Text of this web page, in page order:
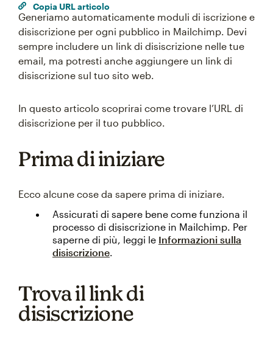
Copia URL articolo
Generiamo automaticamente moduli di iscrizione e
disiscrizione per ogni pubblico in Mailchimp. Devi
sempre includere un link di disiscrizione nelle tue
email, ma potresti anche aggiungere un link di
disiscrizione sul tuo sito web.
In questo articolo scoprirai come trovare l’URL di
disiscrizione per il tuo pubblico.
Prima di iniziare
Ecco alcune cose da sapere prima di iniziare.
Assicurati di sapere bene come funziona il
processo di disiscrizione in Mailchimp. Per
saperne di più, leggi le Informazioni sulla
disiscrizione.
Trova il link di
disiscrizione